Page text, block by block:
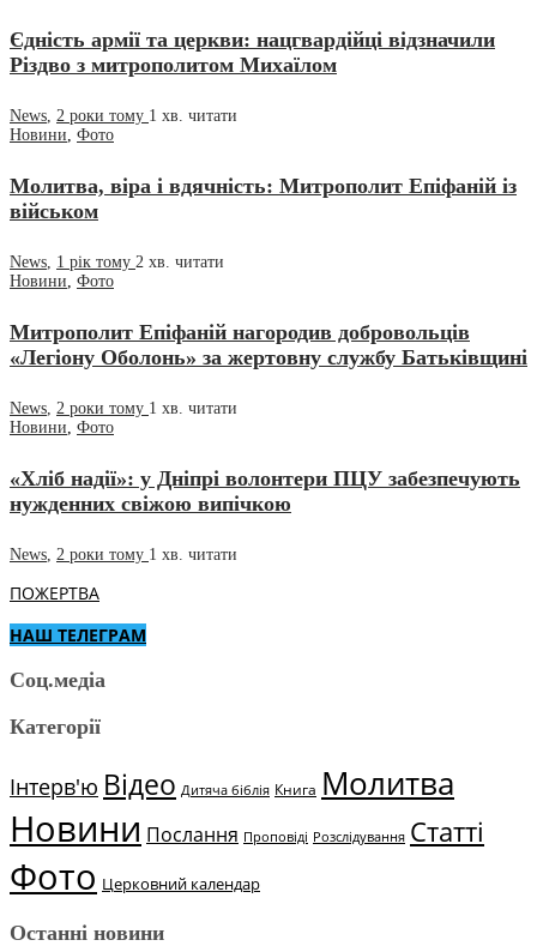
Єдність армії та церкви: нацгвардійці відзначили
Різдво з митрополитом Михаїлом
News, 2 роки тому 1 хв. читати
Новини, Фото
Молитва, віра і вдячність: Митрополит Епіфаній із
військом
News 1 рік тому 2 хв. читати
Новини Фото
Митрополит Епіфаній нагородив добровольців
«Легіону Оболонь» за жертовну службу Батьківщині
News 2 роки тому 1 хв. читати
Новини Фото
«Хліб надії»: у Дніпрі волонтери ПЦУ забезпечують
нужденних свіжою випічкою
News 2 роки тому 1 хв. читати
ПОЖЕРТВА
НАШ ТЕЛЕГРАМ
Соц.медіа
Категорії
Інтерв'ю Відео Дитяча біблія Книга Молитва
Новини Послання Проповіді Розслідування Статті
Фото Церковний календар
Останні новини